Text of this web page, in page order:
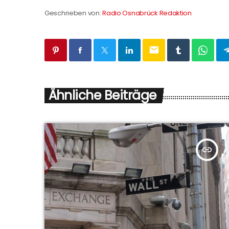
Geschrieben von:Radio Osnabrück Redaktion
email
Ähnliche Beiträge
insert_link